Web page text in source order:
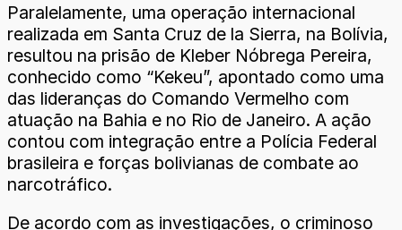
Paralelamente, uma operação internacional
realizada em Santa Cruz de la Sierra, na Bolívia,
resultou na prisão de Kleber Nóbrega Pereira,
conhecido como “Kekeu”, apontado como uma
das lideranças do Comando Vermelho com
atuação na Bahia e no Rio de Janeiro. A ação
contou com integração entre a Polícia Federal
brasileira e forças bolivianas de combate ao
narcotráfico.
De acordo com as investigações, o criminoso